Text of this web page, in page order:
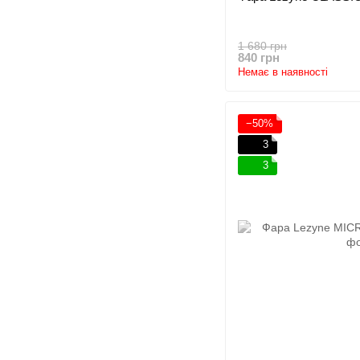
1 680 грн
840 грн
Немає в наявності
−50%
3
3